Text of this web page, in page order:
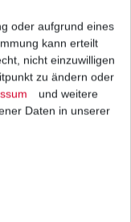
FZR 600 Genesis
oder aufgrund eines
kann erteilt
nicht einzuwilligen
zu ändern oder
und weitere
Daten in unserer